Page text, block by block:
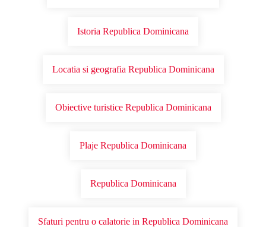
Istoria Republica Dominicana
Locatia si geografia Republica Dominicana
Obiective turistice Republica Dominicana
Plaje Republica Dominicana
Republica Dominicana
Sfaturi pentru o calatorie in Republica Dominicana